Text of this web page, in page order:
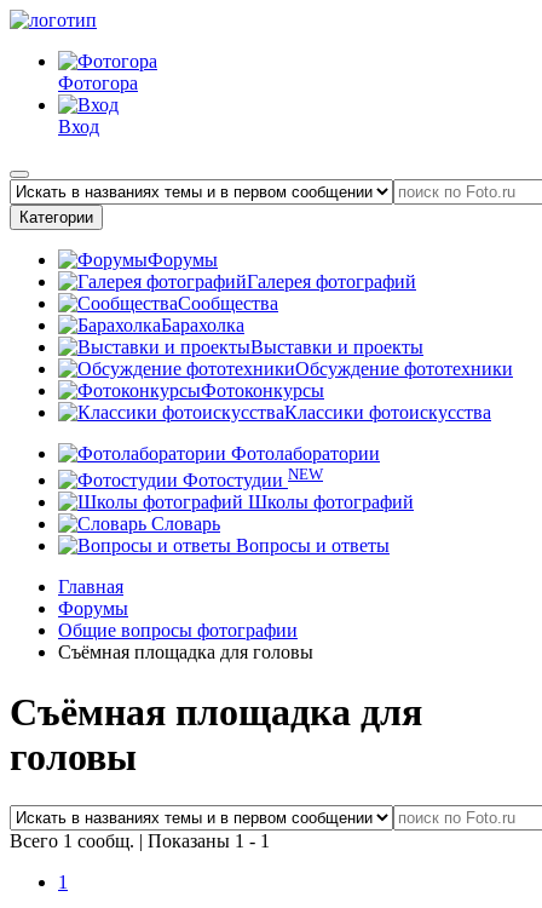
Фотогора
Вход
Категории
Форумы
Галерея фотографий
Сообщества
Барахолка
Выставки и проекты
Обсуждение фототехники
Фотоконкурсы
Классики фотоискусства
Фотолаборатории
Фотостудии NEW
Школы фотографий
Словарь
Вопросы и ответы
Главная
Форумы
Общие вопросы фотографии
Съёмная площадка для головы
Съёмная площадка для
головы
Всего 1 сообщ. | Показаны 1 - 1
1